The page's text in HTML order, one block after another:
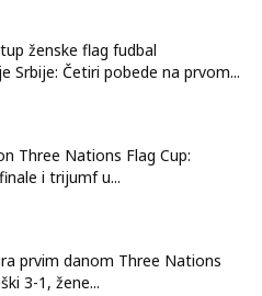
ženske flag fudbal
Srbije: Četiri pobede na prvom...
Three Nations Flag Cup:
i trijumf u...
prvim danom Three Nations
3-1, žene...